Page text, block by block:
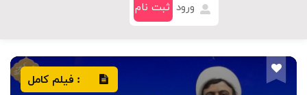
ورود ثبت نام
: فیلم کامل